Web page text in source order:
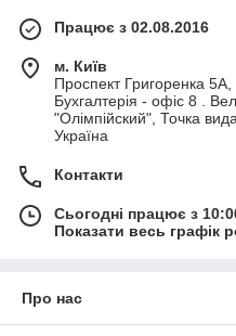
Працює з 02.08.2016
м. Київ
Проспект Григоренка 5А,
Бухгалтерія - офіс 8 .
"Олімпійский", Точка
Україна
Контакти
Сьогодні працює з
Показати весь графік
Про нас